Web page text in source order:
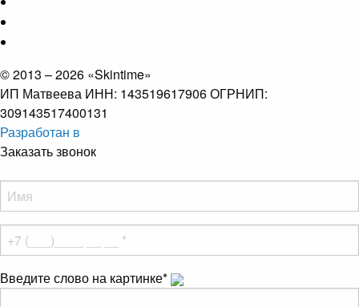
© 2013 – 2026 «Skintime»
ИП Матвеева ИНН: 143519617906 ОГРНИП:
309143517400131
Разработан в
Заказать звонок
Введите слово на картинке*